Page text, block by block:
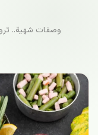
وصفات شهية..